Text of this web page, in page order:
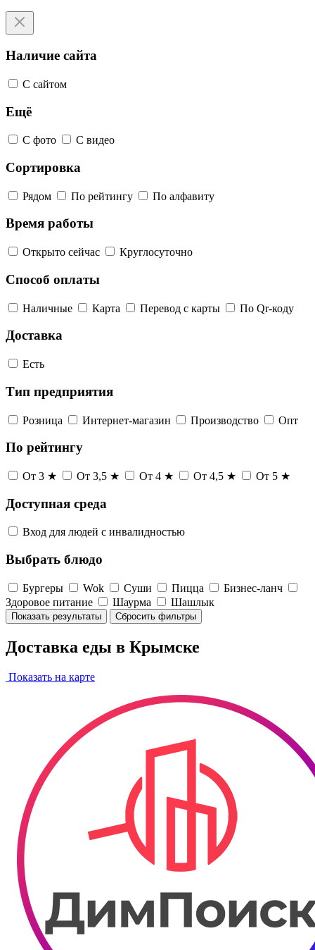
Наличие сайта
С сайтом
Ещё
С фото С видео
Сортировка
Рядом По рейтингу По алфавиту
Время работы
Открыто сейчас Круглосуточно
Способ оплаты
Наличные Карта Перевод с карты По Qr-коду
Доставка
Есть
Тип предприятия
Розница Интернет-магазин Производство Опт
По рейтингу
От 3 ★ От 3,5 ★ От 4 ★ От 4,5 ★ От 5 ★
Доступная среда
Вход для людей с инвалидностью
Выбрать блюдо
Бургеры Wok Суши Пицца
Бизнес-ланч
Здоровое питание
Шаурма Шашлык
Показать результаты Сбросить фильтры
Доставка еды в Крымске
Показать на карте